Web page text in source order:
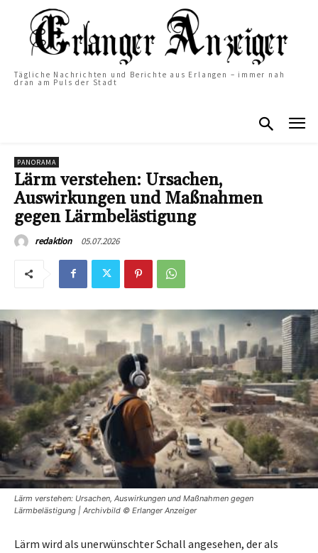
Tägliche Nachrichten und Berichte aus Erlangen – immer nah
dran am Puls der Stadt
PANORAMA
Lärm verstehen: Ursachen,
Auswirkungen und Maßnahmen
gegen Lärmbelästigung
redaktion 05.07.2026
Lärm verstehen: Ursachen, Auswirkungen und Maßnahmen gegen
Lärmbelästigung | Archivbild © Erlanger Anzeiger
Lärm wird als unerwünschter Schall angesehen, der als